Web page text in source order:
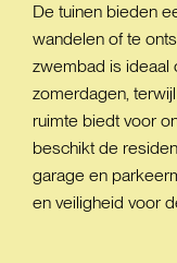
De tuinen bieden
wandelen of te
zwembad is ideaal
zomerdagen,
ruimte biedt voor
beschikt de
garage en
en veiligheid voor